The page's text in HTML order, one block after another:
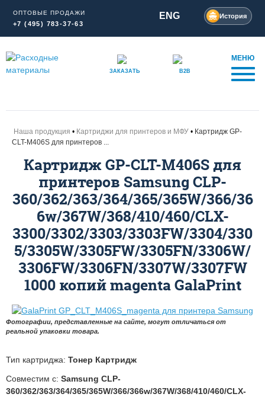
ОПТОВЫЕ ПРОДАЖИ
+7 (495) 783-37-63
ENG История
ЗАКАЗАТЬ B2B
МЕНЮ
Наша продукция Картриджи для принтеров и МФУ
Картридж GP-
CLT-М406S для принтеров ...
Картридж GP-CLT-М406S для
принтеров Samsung CLP-
360/362/363/364/365/365W/366/36
6w/367W/368/410/460/CLX-
3300/3302/3303/3303FW/3304/330
5/3305W/3305FW/3305FN/3306W/
3306FW/3306FN/3307W/3307FW
1000 копий magenta GalaPrint
Фотографии, представленные на сайте, могут отличаться от
реальной упаковки товара.
Тип картриджа: Тонер Картридж
Совместим с: Samsung CLP-
360/362/363/364/365/365W/366/366w/367W/368/410/460/CLX-